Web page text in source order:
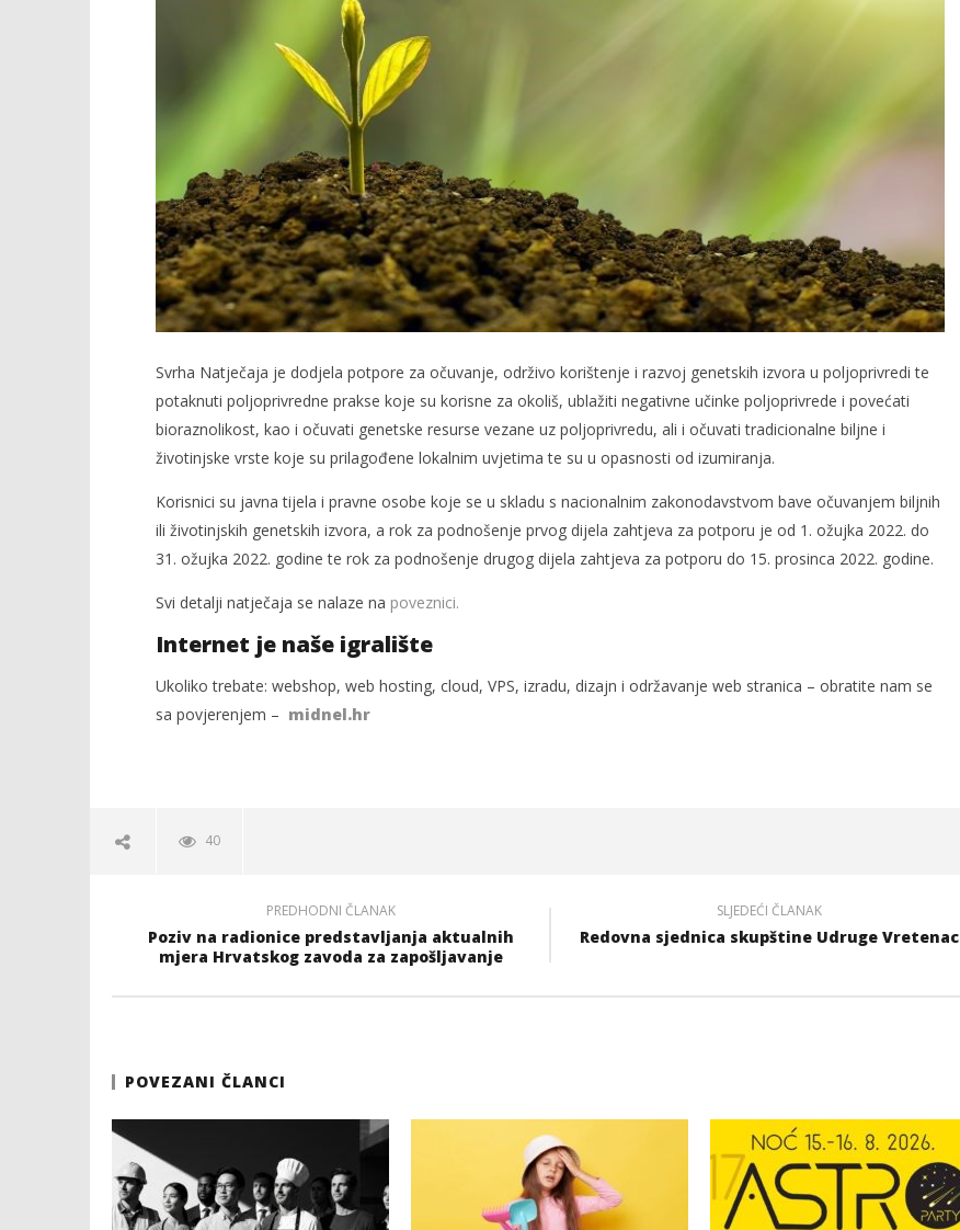
Svrha Natječaja je dodjela potpore za očuvanje, održivo korištenje i razvoj genetskih izvora u poljoprivredi te
potaknuti poljoprivredne prakse koje su korisne za okoliš, ublažiti negativne učinke poljoprivrede i povećati
bioraznolikost, kao i očuvati genetske resurse vezane uz poljoprivredu, ali i očuvati tradicionalne biljne i
životinjske vrste koje su prilagođene lokalnim uvjetima te su u opasnosti od izumiranja.
Korisnici su javna tijela i pravne osobe koje se u skladu s nacionalnim zakonodavstvom bave očuvanjem biljnih
ili životinjskih genetskih izvora, a rok za podnošenje prvog dijela zahtjeva za potporu je od 1. ožujka 2022. do
31. ožujka 2022. godine te rok za podnošenje drugog dijela zahtjeva za potporu do 15. prosinca 2022. godine.
Svi detalji natječaja se nalaze na poveznici.
Internet je naše igralište
Ukoliko trebate: webshop, web hosting, cloud, VPS, izradu, dizajn i održavanje web stranica – obratite nam se
sa povjerenjem – midnel.hr
40
PREDHODNI ČLANAK
Poziv na radionice predstavljanja aktualnih
mjera Hrvatskog zavoda za zapošljavanje
SLJEDEĆI ČLANAK
Redovna sjednica skupštine Udruge Vretenac
POVEZANI ČLANCI